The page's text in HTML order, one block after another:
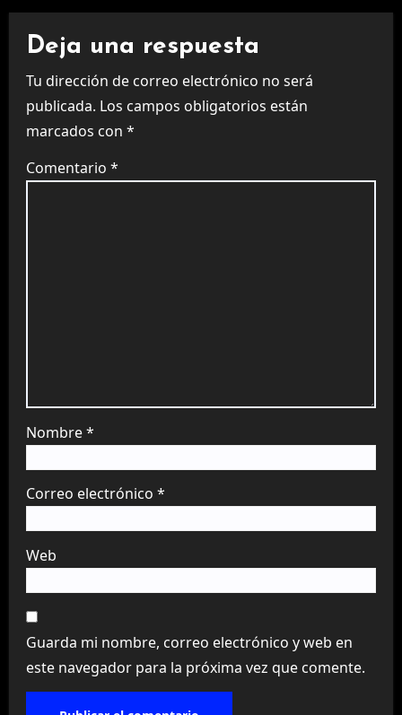
Deja una respuesta
Tu dirección de correo electrónico no será
publicada. Los campos obligatorios están
marcados con *
Comentario *
Nombre*
Correo electrónico *
Web
Guarda mi nombre, correo electrónico y web en
este navegador para la próxima vez que comente.